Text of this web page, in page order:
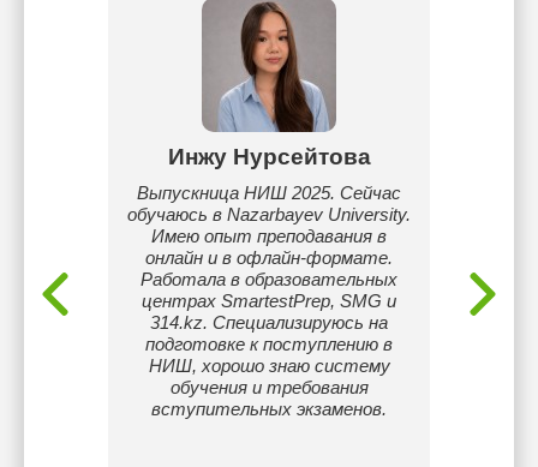
Инжу Нурсейтова
Выпускница НИШ 2025. Сейчас
обучаюсь в Nazarbayev University.
Имею опыт преподавания в
онлайн и в офлайн-формате.
Работала в образовательных
центрах SmartestPrep, SMG и
314.kz. Специализируюсь на
подготовке к поступлению в
НИШ, хорошо знаю систему
обучения и требования
вступительных экзаменов.